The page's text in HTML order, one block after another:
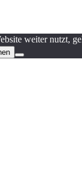
weiter nutzt,